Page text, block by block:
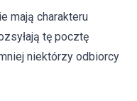
mają charakteru
tę pocztę
niektórzy odbiorcy